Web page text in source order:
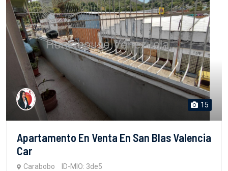
15
Apartamento En Venta En San Blas Valencia
Car
Carabobo ID-MIO: 3de5